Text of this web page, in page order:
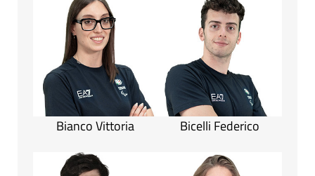
Bianco Vittoria Bicelli Federico